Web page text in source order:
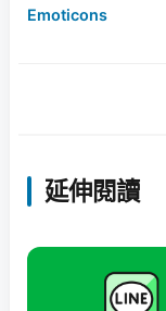
Emoticons
延伸閱讀